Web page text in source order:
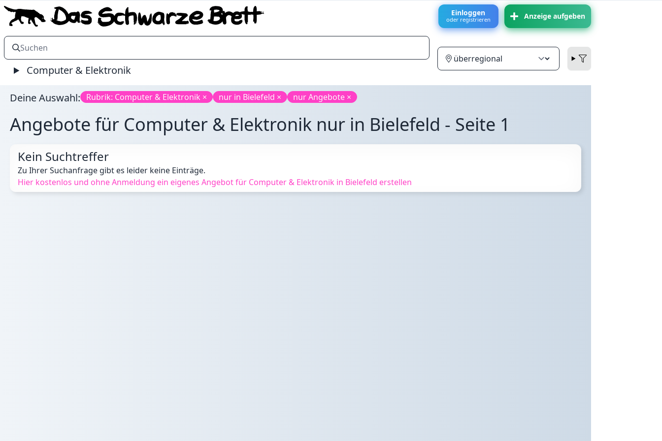
Einloggen
oder registrieren Anzeige aufgeben
Computer & Elektronik
Deine Auswahl: Rubrik: Computer & Elektronik × nur in Bielefeld × nur Angebote ×
Angebote für Computer & Elektronik nur in Bielefeld - Seite 1
Kein Suchtreffer
Zu Ihrer Suchanfrage gibt es leider keine Einträge.
Hier kostenlos und ohne Anmeldung ein eigenes Angebot für Computer & Elektronik in Bielefeld erstellen